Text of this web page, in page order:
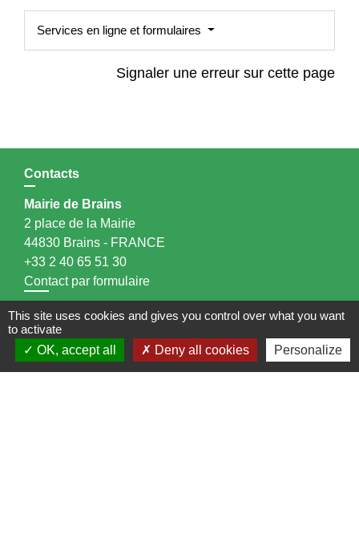
Services en ligne et formulaires
Signaler une erreur sur cette page
Contacts
Mairie de Brains
2 place de la Mairie
44830 Brains - FRANCE
+33 2 40 65 51 30
Contact par formulaire
Horaires d'ouverture:
Lundi : 14h - 17h
Mardi : 8h30 - 13h / 14h - 17h
This site uses cookies and gives you control over what you want
to activate
OK, accept all
Deny all cookies Personalize